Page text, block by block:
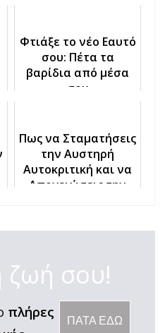
Φτιάξε το νέο Εαυτό
σου: Πέτα τα
βαρίδια από μέσα
σου
Πως να Σταματήσεις
την Αυστηρή
Αυτοκριτική και να
Απογειώσεις την
ζωή σου!
ΠΑΤΑ ΕΔΩ
πλήρες